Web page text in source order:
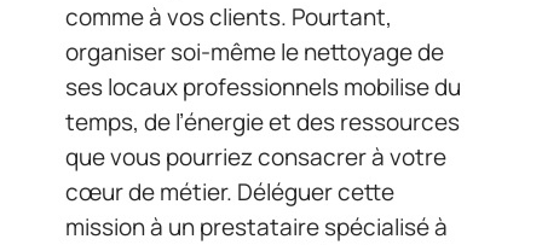
comme à vos clients. Pourtant,
organiser soi-même le nettoyage de
ses locaux professionnels mobilise du
temps, de l’énergie et des ressources
que vous pourriez consacrer à votre
cœur de métier. Déléguer cette
mission à un prestataire spécialisé à